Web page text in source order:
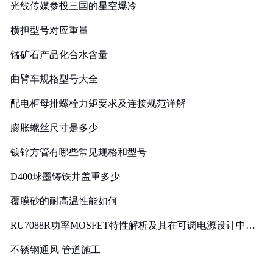
光线传媒参投三国的星空爆冷
横担型号对应重量
锰矿石产品化合水含量
曲臂车规格型号大全
配电柜母排螺栓力矩要求及连接规范详解
膨胀螺丝尺寸是多少
镀锌方管有哪些常见规格和型号
D400球墨铸铁井盖重多少
覆膜砂的耐高温性能如何
RU7088R功率MOSFET特性解析及其在可调电源设计中的
不锈钢通风 管道施工